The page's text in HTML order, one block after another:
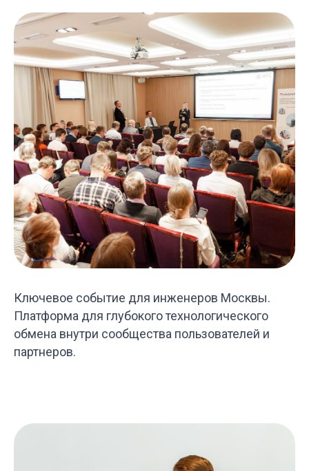
Ключевое событие для инженеров Москвы.
Платформа для глубокого технологического
обмена внутри сообщества пользователей и
партнеров.